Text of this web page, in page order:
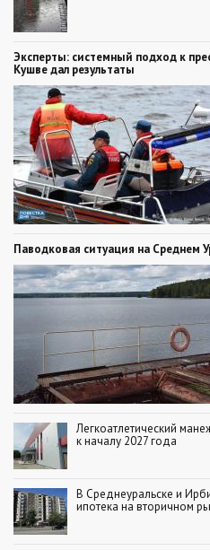
Эксперты: системный подход к
Кушве дал результаты
Паводковая ситуация на Среднем
Легкоатлетический
к началу 2027 года
В Среднеуральске и
ипотека на вторичном